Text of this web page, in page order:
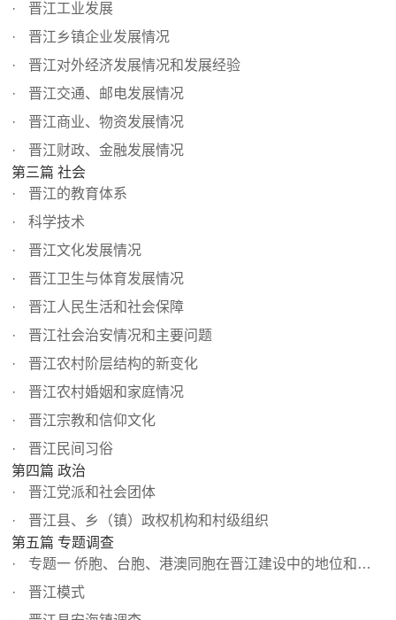
晋江工业发展
晋江乡镇企业发展情况
晋江对外经济发展情况和发展经验
晋江交通、邮电发展情况
晋江商业、物资发展情况
晋江财政、金融发展情况
第三篇 社会
晋江的教育体系
科学技术
晋江文化发展情况
晋江卫生与体育发展情况
晋江人民生活和社会保障
晋江社会治安情况和主要问题
晋江农村阶层结构的新变化
晋江农村婚姻和家庭情况
晋江宗教和信仰文化
晋江民间习俗
第四篇 政治
晋江党派和社会团体
晋江县、乡（镇）政权机构和村级组织
第五篇 专题调查
专题一 侨胞、台胞、港澳同胞在晋江建设中的地位和作用
晋江模式